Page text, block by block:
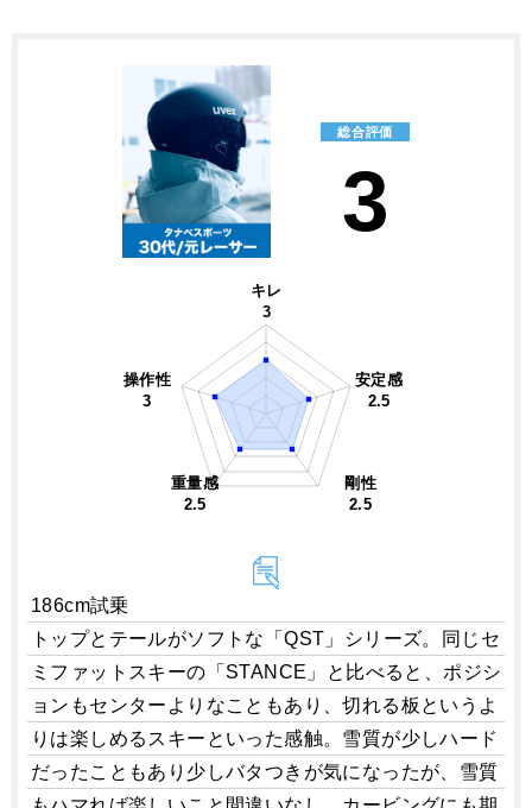
総合評価
3
キレ
3
安定感
2.5
剛性
2.5
重量感
2.5
操作性
3
186cm試乗
トップとテールがソフトな「QST」シリーズ。同じセ
ミファットスキーの「STANCE」と比べると、ポジシ
ョンもセンターよりなこともあり、切れる板というよ
りは楽しめるスキーといった感触。雪質が少しハード
だったこともあり少しバタつきが気になったが、雪質